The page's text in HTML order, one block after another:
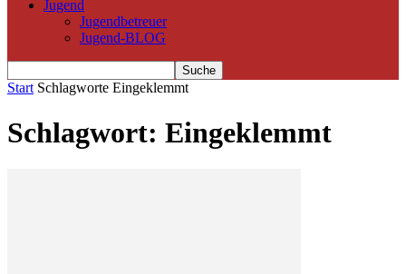
Jugend
Jugendbetreuer
Jugend-BLOG
Start Schlagworte Eingeklemmt
Schlagwort: Eingeklemmt